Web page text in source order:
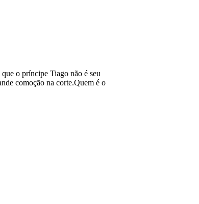
o príncipe Tiago não é seu
comoção na corte.Quem é o